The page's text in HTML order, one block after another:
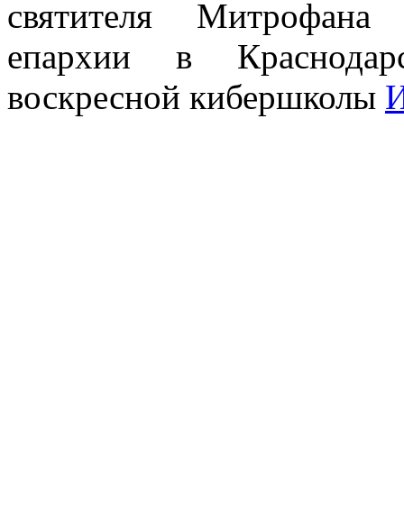
святителя Митрофана
епархии в
воскресной кибершколы